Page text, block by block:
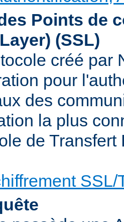
Points de
(SSL)
créé par
pour
des
la plus
de
SSL/